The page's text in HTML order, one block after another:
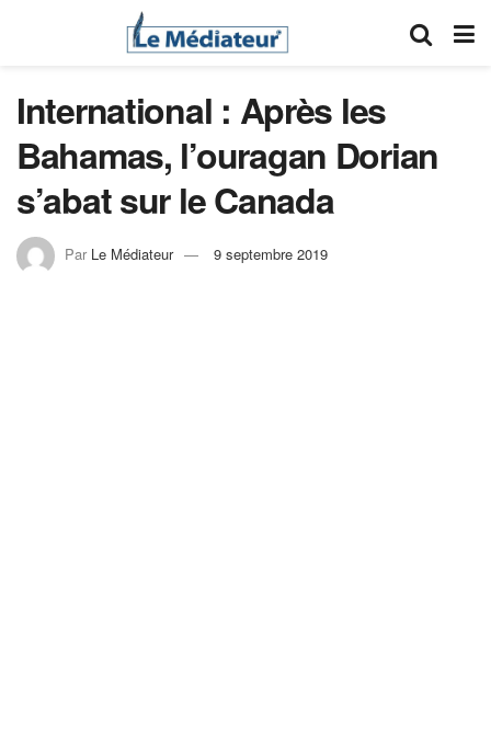
International : Après les
Bahamas, l’ouragan Dorian
s’abat sur le Canada
Par Le Médiateur 9 septembre 2019